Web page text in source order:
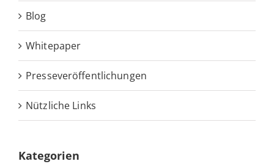
Blog
White­pa­per
Pres­se­ver­öf­fent­li­chun­gen
Nütz­li­che Links
Ka­te­go­rien